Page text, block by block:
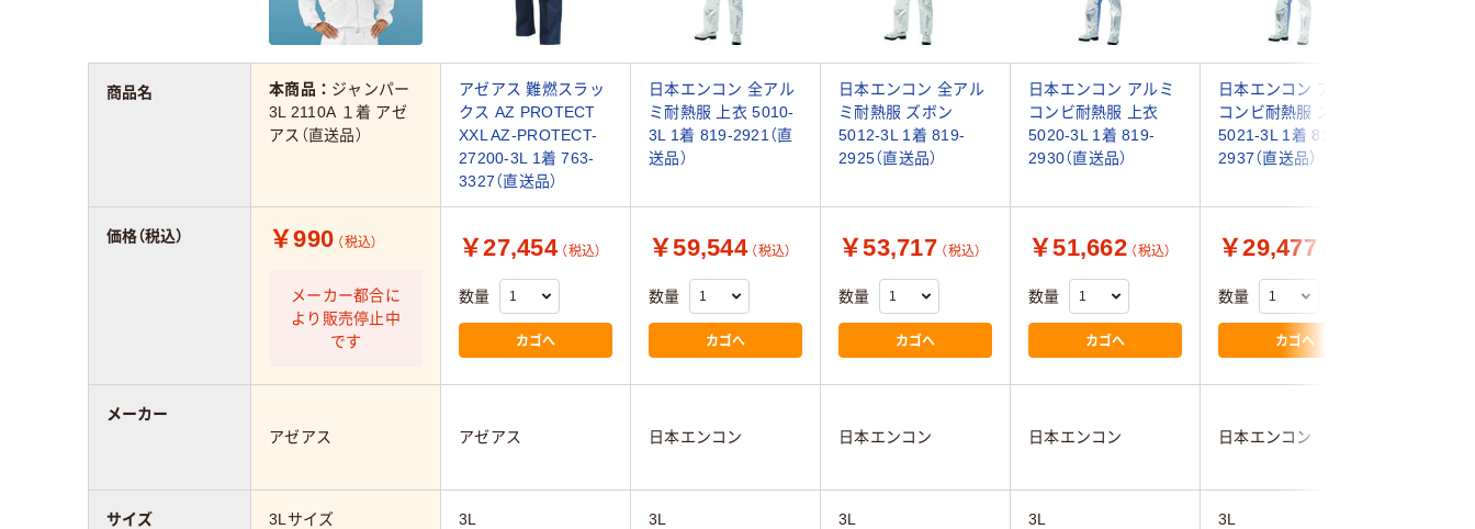
本商品： ジャンパー
3L 2110A １着 アゼ
アス（直送品）
アゼアス 難燃スラッ
クス AZ PROTECT
XXL AZ-PROTECT-
27200-3L 1着 763-
3327（直送品）
日本エンコン 全アル
ミ耐熱服 上衣 5010-
3L 1着 819-2921（直
送品）
日本エンコン 全アル
ミ耐熱服 ズボン
5012-3L 1着 819-
2925（直送品）
日本エンコン アルミ
コンビ耐熱服 上衣
5020-3L 1着 819-
2930（直送品）
日本エンコン アルミ
コンビ耐熱服 ズボン
5021-3L 1着 819-
2937（直送品）
￥990 （税込）
メーカー都合に
より販売停止中
です
￥27,454 （税込）
数量
カゴへ
￥59,544 （税込）
数量
カゴへ
￥53,717 （税込）
数量
カゴへ
￥51,662 （税込）
数量
カゴへ
￥29,477
数量
カゴへ
アゼアス アゼアス 日本エンコン 日本エンコン 日本エンコン 日本エンコン
3Lサイズ 3L 3L 3L 3L 3L
商品名
価格（税込）
メーカー
サイズ